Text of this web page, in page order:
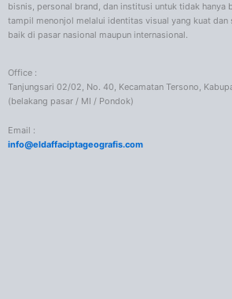
bisnis, personal brand, dan institusi untuk tidak hanya
tampil menonjol melalui identitas visual yang kuat
baik di pasar nasional maupun internasional.
Office :
Tanjungsari 02/02, No. 40, Kecamatan Tersono,
(belakang pasar / MI / Pondok)
Email :
info@eldaffaciptageografis.com